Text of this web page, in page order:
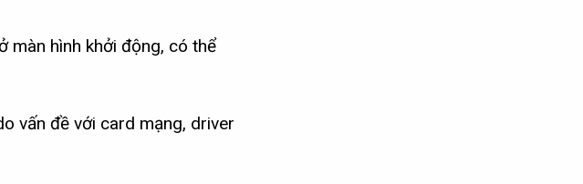
màn hình khởi động, có thể
vấn đề với card mạng, driver